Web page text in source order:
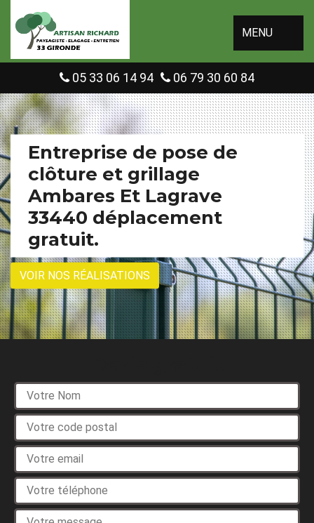
MENU
05 33 06 14 94 06 79 30 60 84
Entreprise de pose de
clôture et grillage
Ambares Et Lagrave
33440 déplacement
gratuit.
VOIR NOS RÉALISATIONS